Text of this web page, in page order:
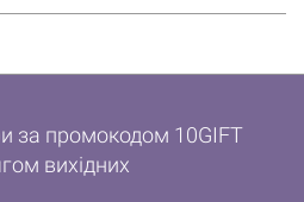
за промокодом 10GIFT
вихідних